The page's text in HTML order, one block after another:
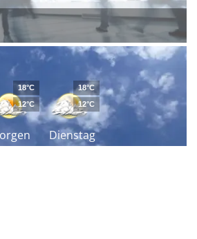
18°C
12°C
Dienstag
18°C
12°C